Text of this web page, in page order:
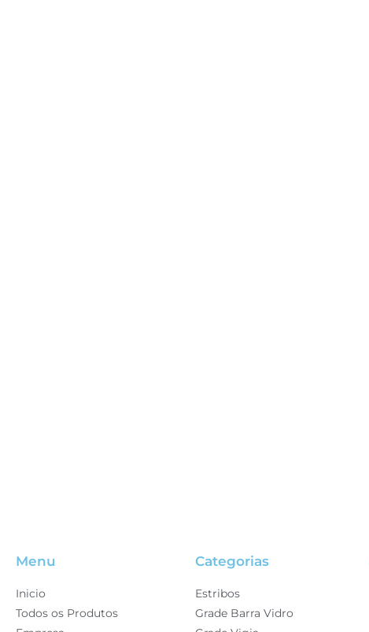
Menu
Inicio
Todos os Produtos
Categorias
Estribos
Grade Barra Vidro